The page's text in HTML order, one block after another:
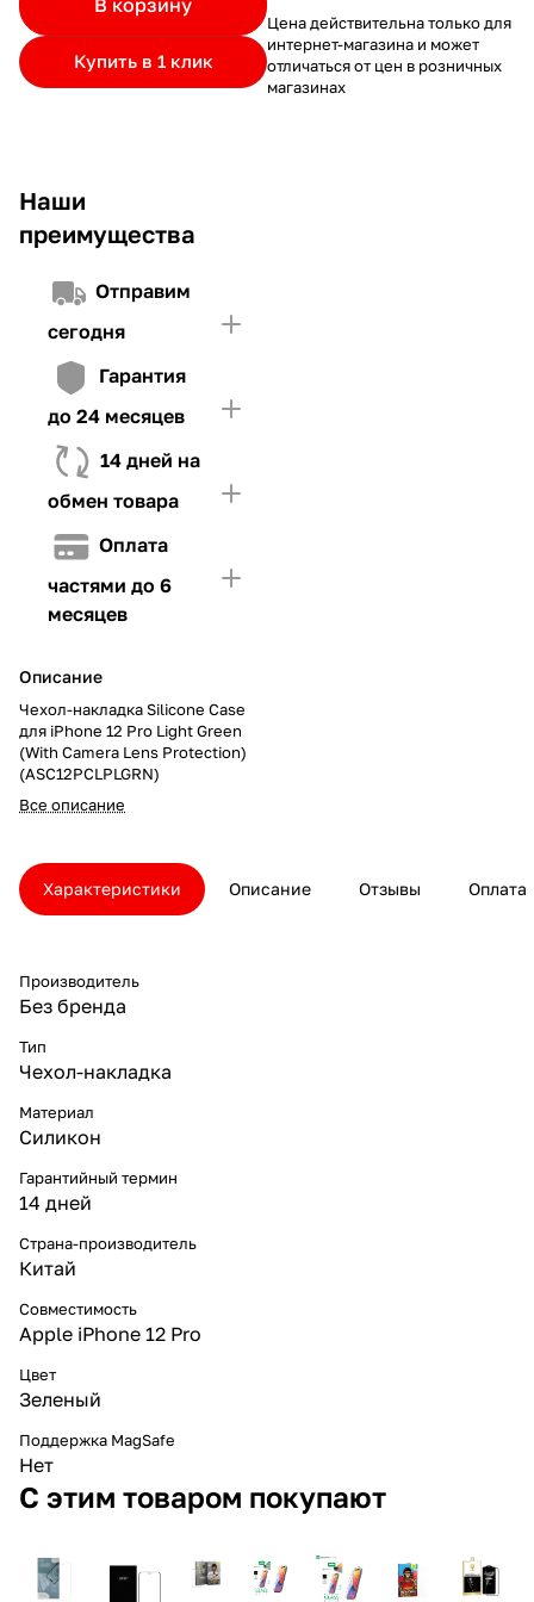
Купить в 1 клик
Наши
преимущества
Отправим
сегодня
Гарантия
до 24 месяцев
14 дней на
обмен товара
Оплата
частями до 6
месяцев
Описание
Чехол-накладка Silicone Case
для iPhone 12 Pro Light Green
(With Camera Lens Protection)
(ASC12PCLPLGRN)
Все описание
и Первого взноса (в случае необходимости)
Если лимит ниже стоимости товара, недостающую
сумму нужно внести Первым взносом
4. Иметь достаточно средств для внесения первой части платежа
Цена действительна только для
интернет-магазина и может
отличаться от цен в розничных
магазинах
Характеристики Описание Отзывы Оплата
Производитель
Без бренда
Тип
Чехол-накладка
Материал
Силикон
Гарантийный термин
14 дней
Страна-производитель
Китай
Совместимость
Apple iPhone 12 Pro
Цвет
Зеленый
Поддержка MagSafe
Нет
С этим товаром покупают